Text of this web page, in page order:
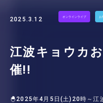
2025.3.12 オンラインライブ お
江波キョウカ
催!!
🐣2025年4月5日(土)20時～